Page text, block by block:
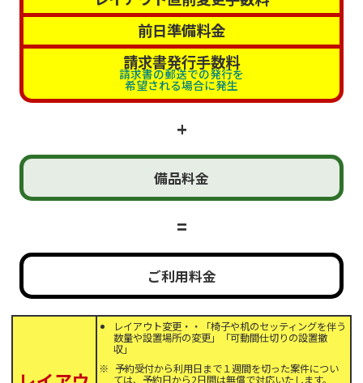
前日準備料金
請求書発行手数料
請求書の郵送での発行を
希望される場合に発生
+
備品料金
=
ご利用料金
レイアウト変更・・「椅子や机のセッティングを伴う
数量や設置場所の変更」「可動間仕切りの設置撤
収」
予約受付から利用日まで１週間を切った案件につい
ては、予約日から2日間は無償で対応いたします。